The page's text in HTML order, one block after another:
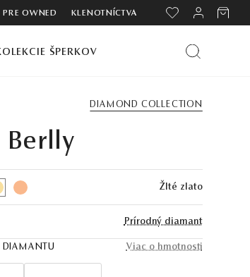
PRE OWNED KLENOTNÍCTVA
ŠPERKOV
DIAMOND COLLECTION
Berlly
Žlté zlato
Prírodný diamant
DIAMANTU Viac o hmotnosti